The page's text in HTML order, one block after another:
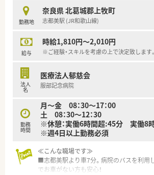
勤務地
奈良県 北葛城郡上牧町
志都美駅 (JR和歌山線)
給与
時給1,810円～2,010円
※ご経験・スキルを考慮の上で決定致します。
法人
名
医療法人郁慈会
服部記念病院
勤務
時間
月～金 08：30～17：00
土 08：30～12：30
※休憩：実働6時間超:45分 実働8
※週4日以上勤務必須
≪こんな職場です≫
■志都美駅より車7分。病院のバスを利用
でお車がない方も安心！